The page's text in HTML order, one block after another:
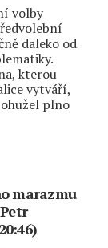
volby
daleko od
kterou
vytváří,
plno
marazmu